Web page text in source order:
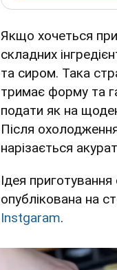
Якщо хочеться
складних
та сиром. Така
тримає форму та
подати як на
Після
нарізається
Ідея приготування
опублікована на
Instgaram.